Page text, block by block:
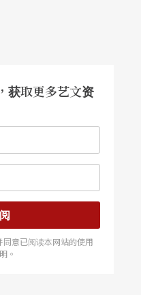
获取更多艺文资
意已阅读本网站的使用
。